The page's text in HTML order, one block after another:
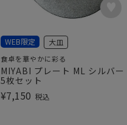
WEB限定 大皿
食卓を華やかに彩る
MIYABI プレート ML シルバー
5枚セット
¥7,150 税込